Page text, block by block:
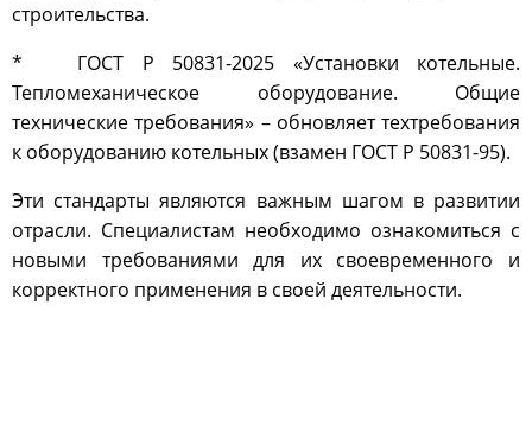
строительства.
* ГОСТ Р 50831-2025 «Установки котельные.
Тепломеханическое оборудование. Общие
технические требования» – обновляет техтребования
к оборудованию котельных (взамен ГОСТ Р 50831-95).
Эти стандарты являются важным шагом в развитии
отрасли. Специалистам необходимо ознакомиться с
новыми требованиями для их своевременного и
корректного применения в своей деятельности.